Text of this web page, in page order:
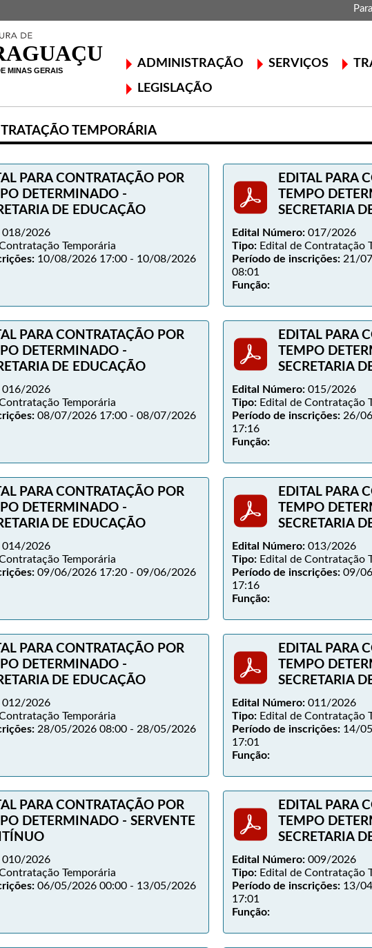
ADMINISTRAÇÃO SERVIÇOS
LEGISLAÇÃO
TEMPORÁRIA
PARA CONTRATAÇÃO POR
DETERMINADO -
DE EDUCAÇÃO
2026
Temporária
10/08/2026 17:00 - 10/08/2026
EDITAL PARA
TEMPO
SECRETARIA
Edital Número: 017/2026
Tipo: Edital de Contratação
Período de inscrições: 21/
08:01
Função:
PARA CONTRATAÇÃO POR
DETERMINADO -
DE EDUCAÇÃO
2026
Temporária
08/07/2026 17:00 - 08/07/2026
EDITAL PARA
TEMPO
SECRETARIA
Edital Número: 015/2026
Tipo: Edital de Contratação
Período de inscrições: 26/
17:16
Função:
PARA CONTRATAÇÃO POR
DETERMINADO -
DE EDUCAÇÃO
2026
Temporária
09/06/2026 17:20 - 09/06/2026
EDITAL PARA
TEMPO
SECRETARIA
Edital Número: 013/2026
Tipo: Edital de Contratação
Período de inscrições: 09/
17:16
Função:
PARA CONTRATAÇÃO POR
DETERMINADO -
DE EDUCAÇÃO
2026
Temporária
28/05/2026 08:00 - 28/05/2026
EDITAL PARA
TEMPO
SECRETARIA
Edital Número: 011/2026
Tipo: Edital de Contratação
Período de inscrições: 14/
17:01
Função:
PARA CONTRATAÇÃO POR
DETERMINADO - SERVENTE
2026
Temporária
06/05/2026 00:00 - 13/05/2026
EDITAL PARA
TEMPO
SECRETARIA
Edital Número: 009/2026
Tipo: Edital de Contratação
Período de inscrições: 13/
17:01
Função: